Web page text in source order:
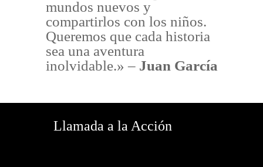
mundos nuevos y
compartirlos con los niños.
Queremos que cada historia
sea una aventura
inolvidable.» – Juan García
Llamada a la Acción